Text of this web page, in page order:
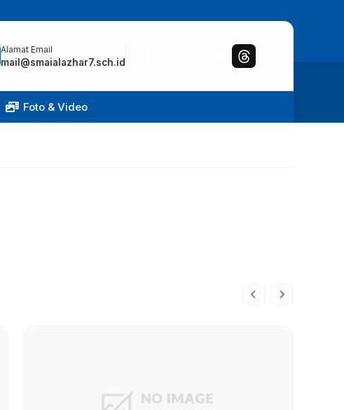
Alamat Email
mail@smaialazhar7.sch.id
Foto & Video